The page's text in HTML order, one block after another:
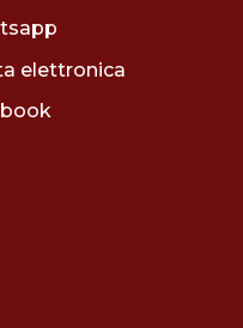
elettronica